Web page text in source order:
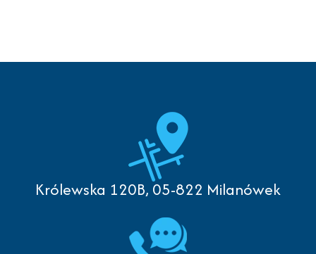
Królewska 120B, 05-822 Milanówek